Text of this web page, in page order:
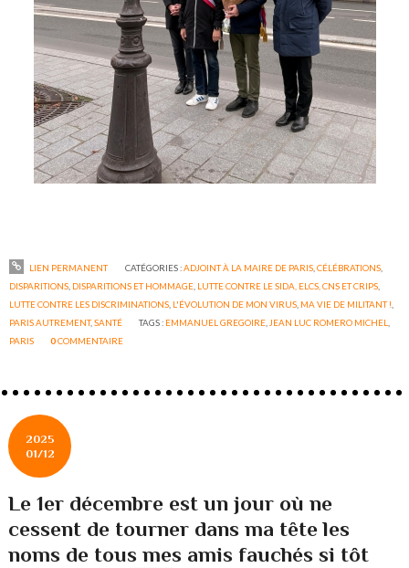
LIEN PERMANENT CATÉGORIES :ADJOINT À LA MAIRE DE PARIS, CÉLÉBRATIONS,
DISPARITIONS DISPARITIONS ET HOMMAGE LUTTE CONTRE LE SIDA, ELCS, CNS ET CRIPS
LUTTE CONTRE LES DISCRIMINATIONS L'ÉVOLUTION DE MON VIRUS MA VIE DE MILITANT !
PARIS AUTREMENT,SANTÉ TAGS : EMMANUEL GREGOIRE JEAN LUC ROMERO MICHEL
PARIS
0COMMENTAIRE
2025
01/12
Le 1er décembre est un jour où ne
cessent de tourner dans ma tête les
noms de tous mes amis fauchés si tôt